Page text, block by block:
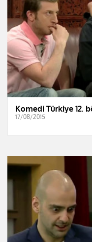
Komedi Türkiye 12.
17/08/2015